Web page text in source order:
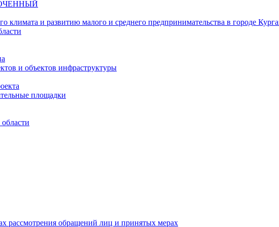
климата и развитию малого и среднего предпринимательства в городе
и объектов инфраструктуры
площадки
рассмотрения обращений лиц и принятых мерах